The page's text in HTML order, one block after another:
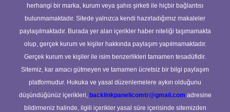
herhangi bir marka, kurum veya şahıs şirketi ile hiçbir bağlantısı
bulunmamaktadır. Sitede yalnızca kendi hazırladığımız makaleler
paylaşılmaktadır. Burada yer alan içerikler haber niteliği taşımamakta
olup, gerçek kurum ve kişiler hakkında paylaşım yapılmamaktadır.
Gerçek kurum ve kişiler ile isim benzerlikleri tamamen tesadüfidir.
Sitemiz, kar amacı gütmeyen ve tamamen ücretsiz bir bilgi paylaşım
platformudur. Hukuka ve yasal düzenlemelere aykırı olduğunu
düşündüğünüz içerikleri, backlinkpanelicomtr@gmail.com adresine
bildirmeniz halinde, ilgili içerikler yasal süre içerisinde sitemizden